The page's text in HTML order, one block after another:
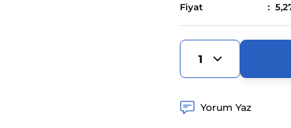
Fiyat
Yorum Yaz